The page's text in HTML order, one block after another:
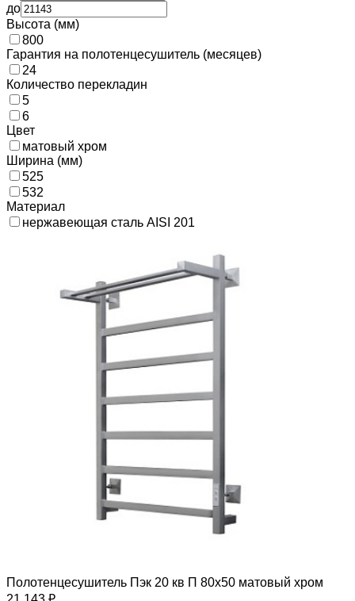
до
Высота (мм)
800
Гарантия на полотенцесушитель (месяцев)
24
Количество перекладин
5
6
Цвет
матовый хром
Ширина (мм)
525
532
Материал
нержавеющая сталь AISI 201
Полотенцесушитель Пэк 20 кв П 80х50 матовый хром